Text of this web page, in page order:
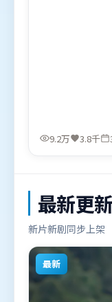
9.2万 3.8千
最新更新
新片新剧同步上架
最新